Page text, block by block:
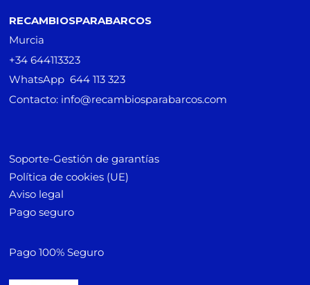
RECAMBIOSPARABARCOS
Murcia
+34 644113323
WhatsApp 644 113 323
Contacto: info@recambiosparabarcos.com
Soporte-Gestión de garantías
Política de cookies (UE)
Aviso legal
Pago seguro
Pago 100% Seguro